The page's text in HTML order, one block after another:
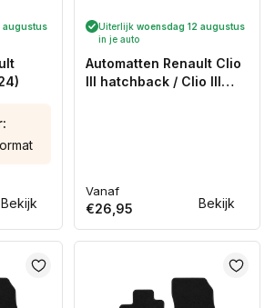
Bekijk
augustus
Bekijk
Uiterlijk woensdag 12 augustus
in je auto
Automatten Renault Clio
III hatchback / Clio III
Normale
prijs
Vanaf
€26,95